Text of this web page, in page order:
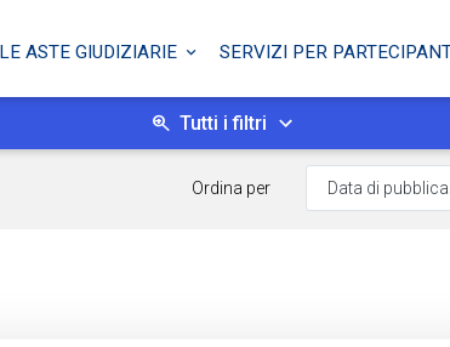
LE ASTE GIUDIZIARIE SERVIZI PER
Tutti i filtri
Ordina per